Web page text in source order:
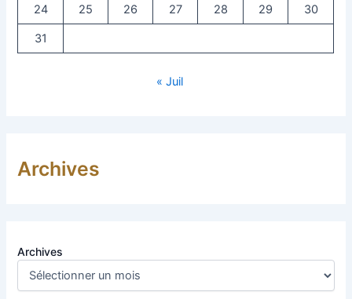
24 25 26 27 28 29 30
31
« Juil
Archives
Archives